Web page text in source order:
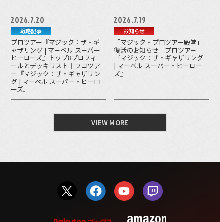
2026.7.20
戦略記事
プロツアー『マジック：ザ・ギ
ャザリング | マーベル スーパー
ヒーローズ』トップ8プロフィ
ールとデッキリスト｜プロツア
ー『マジック：ザ・ギャザリン
グ | マーベル スーパー・ヒーロ
ーズ』
2026.7.19
お知らせ
「マジック・プロツアー殿堂」
復活のお知らせ｜プロツアー
『マジック：ザ・ギャザリング
| マーベル スーパー・ヒーロー
ズ』
VIEW MORE